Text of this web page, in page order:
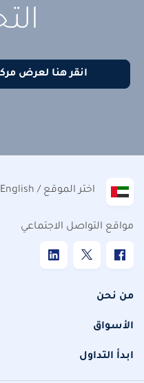
انقر هنا لعرض
اختر الموقع / English
مواقع التواصل الاجتماعي
من نحن
الأسواق
ابدأ التداول